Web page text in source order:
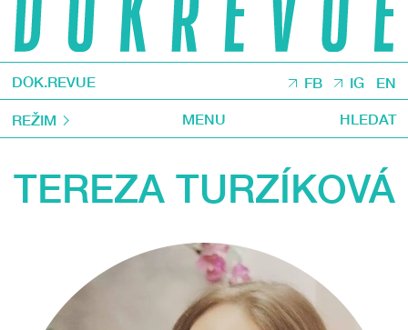
DOK.REVUE FB IG EN
REŽIM MENU HLEDAT
TEREZA TURZÍKOVÁ